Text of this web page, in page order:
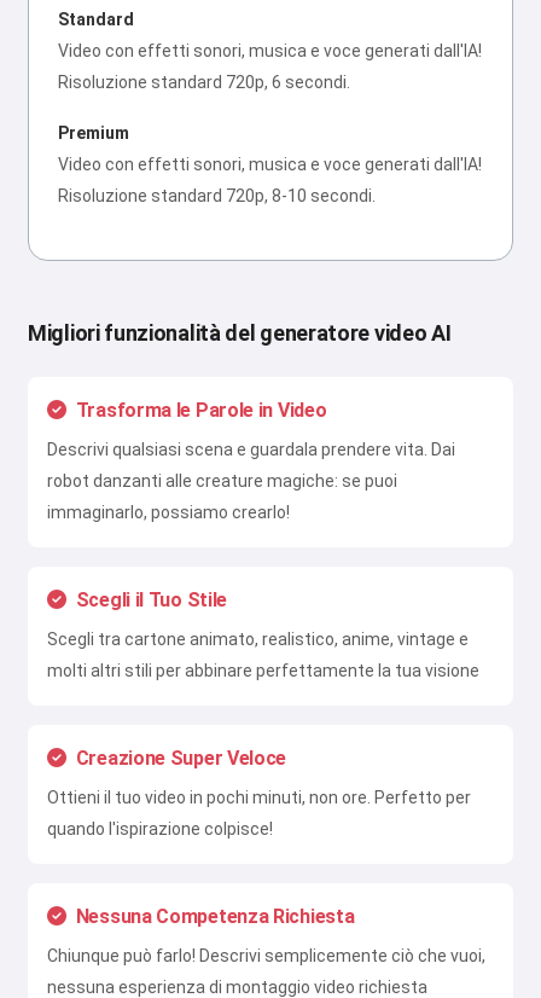
Standard
Video con effetti sonori, musica e voce generati dall'IA!
Risoluzione standard 720p, 6 secondi.
Premium
Video con effetti sonori, musica e voce generati dall'IA!
Risoluzione standard 720p, 8-10 secondi.
Migliori funzionalità del generatore video AI
Trasforma le Parole in Video
Descrivi qualsiasi scena e guardala prendere vita. Dai
robot danzanti alle creature magiche: se puoi
immaginarlo, possiamo crearlo!
Scegli il Tuo Stile
Scegli tra cartone animato, realistico, anime, vintage e
molti altri stili per abbinare perfettamente la tua visione
Creazione Super Veloce
Ottieni il tuo video in pochi minuti, non ore. Perfetto per
quando l'ispirazione colpisce!
Nessuna Competenza Richiesta
Chiunque può farlo! Descrivi semplicemente ciò che vuoi,
nessuna esperienza di montaggio video richiesta